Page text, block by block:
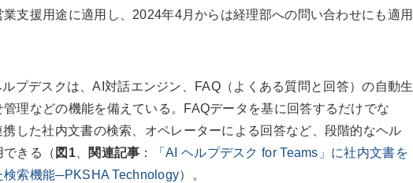
業支援用途に適用し、2024年4月からは経理部への問い合わせにも適用
プデスクは、AI対話エンジン、FAQ（よくある質問と回答）の自動生
管理などの機能を備えている。FAQデータを基に回答するだけでな
携した社内文書の検索、オペレーターによる回答など、段階的なヘル
できる（ 図1、 関連記事 ：
「AI ヘルプデスク for Teams」に社内文書を
検索機能─PKSHA Technology）。